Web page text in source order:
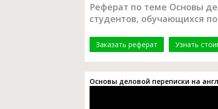
Реферат по теме Основы
студентов, обучающихся
Заказать реферат Узнать
Основы деловой переписки на